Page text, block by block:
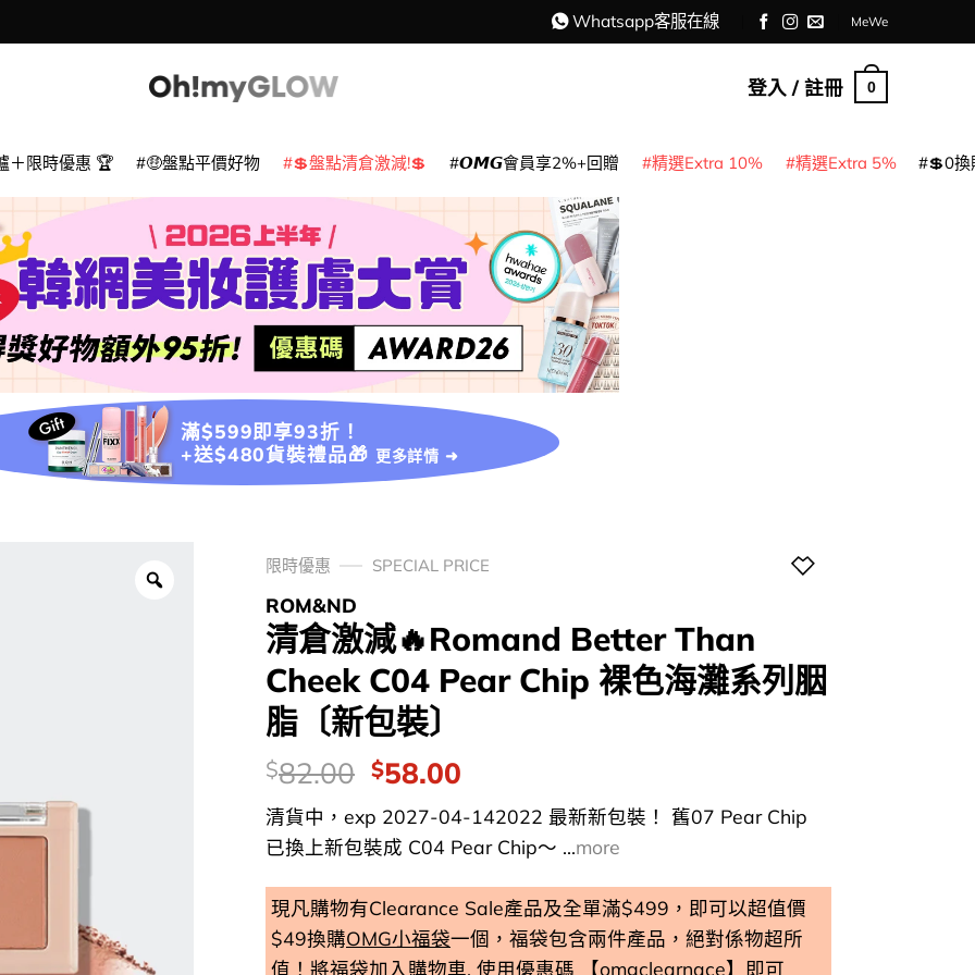
Whatsapp客服在線 MeWe
登入 / 註冊 0
＋限時優惠 🏆 🤑盤點平價好物 💲盤點清倉激減!💲 𝙊𝙈𝙂會員享2%+回贈 精選Extra 10% 精選Extra 5% 💲0換
滿$599即享93折！
+送$480貨裝禮品🎁 更多詳情 ➜
限時優惠 SPECIAL PRICE
ROM&ND
清倉激減🔥Romand Better Than
Cheek C04 Pear Chip 裸色海灘系列胭
脂〔新包裝〕
價
錢：
$82.00 Original
was:
$82.00.
$58.00Current
is:
$58.00.
清貨中，exp 2027-04-142022 最新新包裝！ 舊07 Pear Chip
已換上新包裝成 C04 Pear Chip～ ...more
現凡購物有Clearance Sale產品及全單滿$499，即可以超值價
$49換購OMG小福袋一個，福袋包含兩件產品，絕對係物超所
值！將福袋加入購物車, 使用優惠碼 【omgclearnace】即可